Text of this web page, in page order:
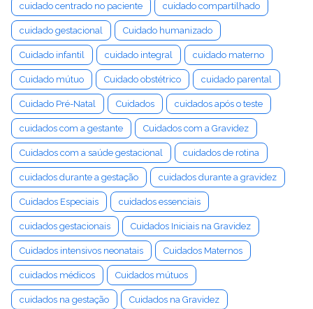
cuidado centrado no paciente cuidado compartilhado
cuidado gestacional Cuidado humanizado
Cuidado infantil cuidado integral cuidado materno
Cuidado mútuo Cuidado obstétrico cuidado parental
Cuidado Pré-Natal Cuidados cuidados após o teste
cuidados com a gestante Cuidados com a Gravidez
Cuidados com a saúde gestacional cuidados de rotina
cuidados durante a gestação cuidados durante a gravidez
Cuidados Especiais cuidados essenciais
cuidados gestacionais Cuidados Iniciais na Gravidez
Cuidados intensivos neonatais Cuidados Maternos
cuidados médicos Cuidados mútuos
cuidados na gestação Cuidados na Gravidez